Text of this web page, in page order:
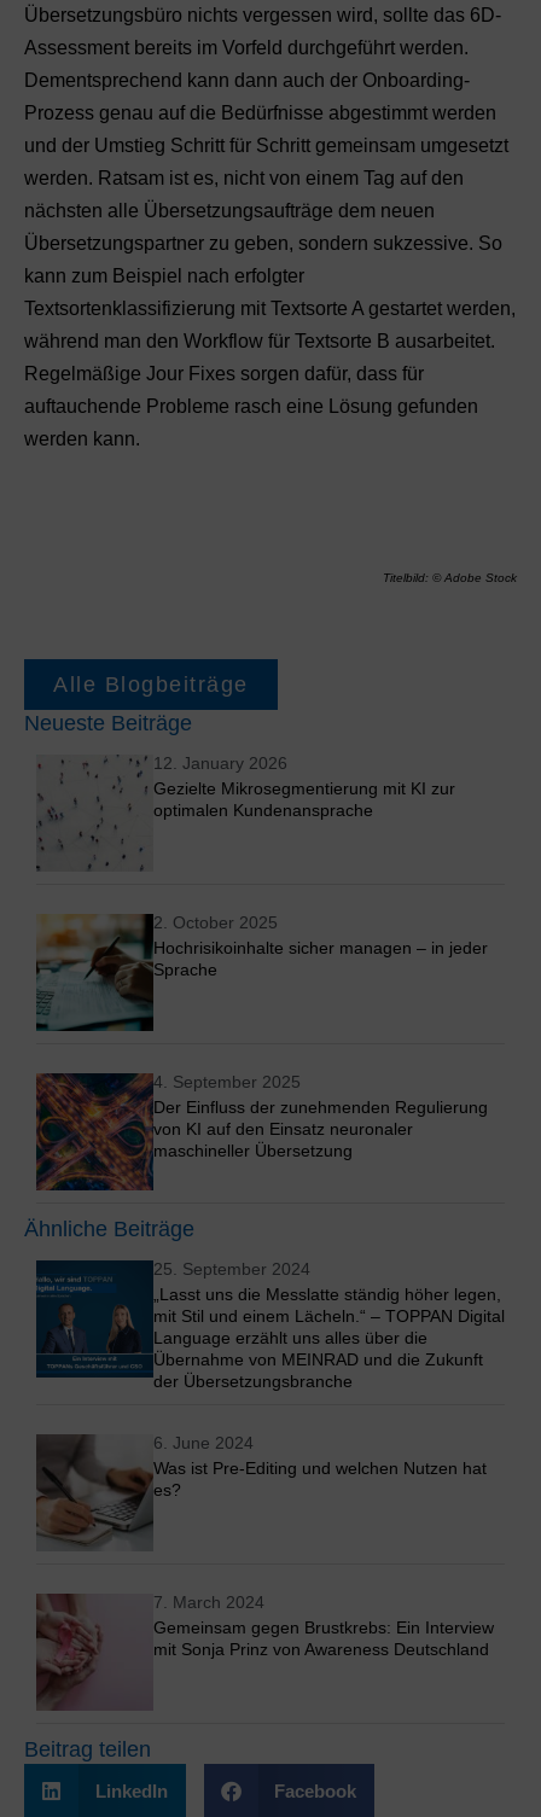
Übersetzungsbüro nichts vergessen wird, sollte das 6D-
Assessment bereits im Vorfeld durchgeführt werden.
Dementsprechend kann dann auch der Onboarding-
Prozess genau auf die Bedürfnisse abgestimmt werden
und der Umstieg Schritt für Schritt gemeinsam umgesetzt
werden. Ratsam ist es, nicht von einem Tag auf den
nächsten alle Übersetzungsaufträge dem neuen
Übersetzungspartner zu geben, sondern sukzessive. So
kann zum Beispiel nach erfolgter
Textsortenklassifizierung mit Textsorte A gestartet werden,
während man den Workflow für Textsorte B ausarbeitet.
Regelmäßige Jour Fixes sorgen dafür, dass für
auftauchende Probleme rasch eine Lösung gefunden
werden kann.
Titelbild: © Adobe Stock
Alle Blogbeiträge
Neueste Beiträge
12. January 2026
Gezielte Mikrosegmentierung mit KI zur
optimalen Kundenansprache
2. October 2025
Hochrisikoinhalte sicher managen – in jeder
Sprache
4. September 2025
Der Einfluss der zunehmenden Regulierung
von KI auf den Einsatz neuronaler
maschineller Übersetzung
Ähnliche Beiträge
25. September 2024
„Lasst uns die Messlatte ständig höher legen,
mit Stil und einem Lächeln.“ – TOPPAN Digital
Language erzählt uns alles über die
Übernahme von MEINRAD und die Zukunft
der Übersetzungsbranche
6. June 2024
Was ist Pre-Editing und welchen Nutzen hat
es?
7. March 2024
Gemeinsam gegen Brustkrebs: Ein Interview
mit Sonja Prinz von Awareness Deutschland
Beitrag teilen
LinkedIn Facebook